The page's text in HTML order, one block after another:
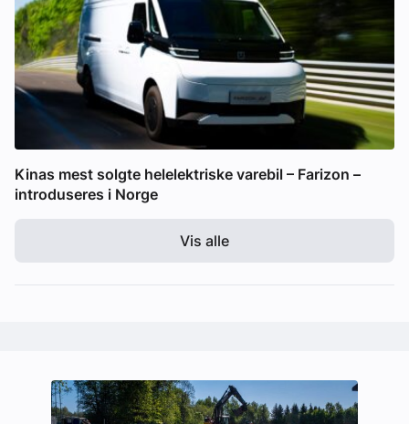
Kinas mest solgte helelektriske varebil – Farizon –
introduseres i Norge
Vis alle